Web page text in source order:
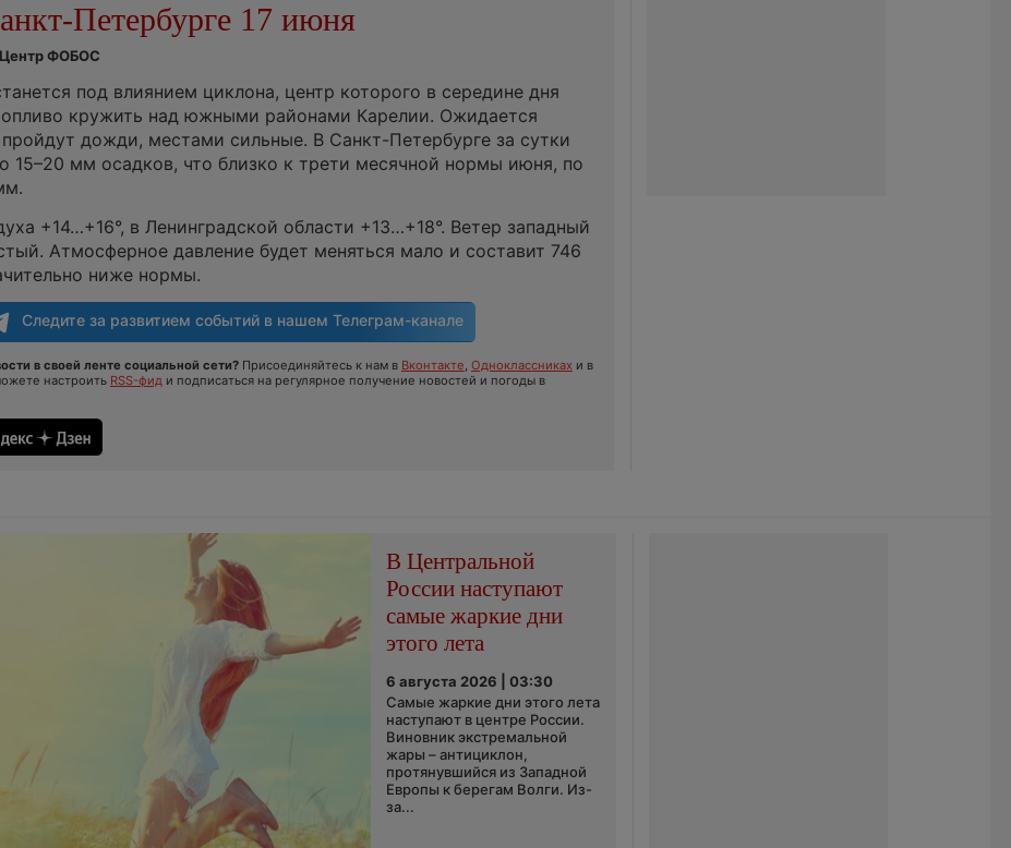
Петербурге 17 июня
ФОБОС
под влиянием циклона, центр которого в середине дня
кружить над южными районами Карелии. Ожидается
пройдут дожди, местами сильные. В Санкт-Петербурге за сутки
15–20 мм осадков, что близко к трети месячной нормы июня, по
+14…+16°, в Ленинградской области +13…+18°. Ветер западный
Атмосферное давление будет меняться мало и составит 746
ниже нормы.
Следите за развитием событий в нашем Телеграм-канале
в своей ленте социальной сети?Присоединяйтесь к нам в Вконтакте Одноклассниках и в
настроить RSS-фид и подписаться на регулярное получение новостей и погоды в
В Центральной
России наступают
самые жаркие дни
этого лета
6 августа 2026 | 03:30
Самые жаркие дни этого лета
наступают в центре России.
Виновник экстремальной
жары – антициклон,
протянувшийся из Западной
Европы к берегам Волги. Из-
за...